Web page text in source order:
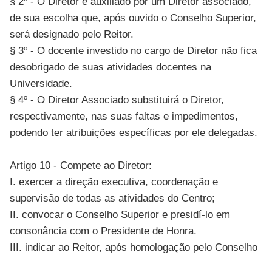
de sua escolha que, após ouvido o Conselho Superior,
será designado pelo Reitor.
§ 3º - O docente investido no cargo de Diretor não fica
desobrigado de suas atividades docentes na
Universidade.
§ 4º - O Diretor Associado substituirá o Diretor,
respectivamente, nas suas faltas e impedimentos,
podendo ter atribuições específicas por ele delegadas.
Artigo 10 - Compete ao Diretor:
I. exercer a direção executiva, coordenação e
supervisão de todas as atividades do Centro;
II. convocar o Conselho Superior e presidí-lo em
consonância com o Presidente de Honra.
III. indicar ao Reitor, após homologação pelo Conselho